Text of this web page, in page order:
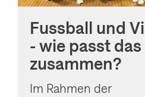
Fussball und
- wie passt das
zusammen?
Im Rahmen der